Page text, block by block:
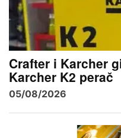
Crafter i Karcher
Karcher K2 perač
05/08/2026